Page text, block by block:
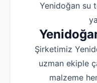
Yenidoğan su
Şirketimiz
uzman ekiple
malzeme